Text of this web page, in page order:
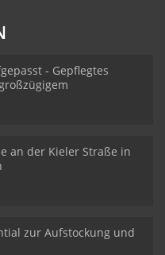
- Gepflegtes
an der Kieler Straße in
zur Aufstockung und